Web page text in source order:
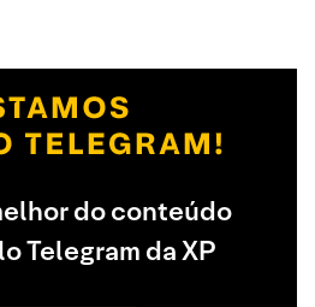
do conteúdo
Telegram da XP